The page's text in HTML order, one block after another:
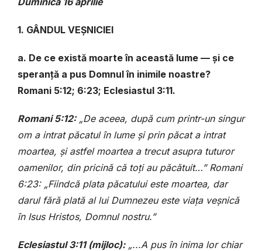
1. GÂNDUL VEȘNICIEI
a. De ce există moarte în această lume — și ce
speranță a pus Domnul în inimile noastre?
Romani 5:12; 6:23; Eclesiastul 3:11.
Romani 5:12:„De aceea, după cum printr-un singur
om a intrat păcatul în lume și prin păcat a intrat
moartea, și astfel moartea a trecut asupra tuturor
oamenilor, din pricină că toți au păcătuit…” Romani
6:23: „Fiindcă plata păcatului este moartea, dar
darul fără plată al lui Dumnezeu este viața veșnică
în Isus Hristos, Domnul nostru.”
Eclesiastul 3:11 (mijloc):„...A pus în inima lor chiar